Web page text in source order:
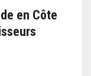
en Côte